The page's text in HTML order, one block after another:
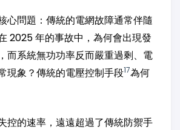
心問題：傳統的電網故障通常伴隨
2025 年的事故中，為何會出現發
而系統無功功率反而嚴重過剩、電
現象？傳統的電壓控制手段17為何
控的速率，遠遠超過了傳統防禦手